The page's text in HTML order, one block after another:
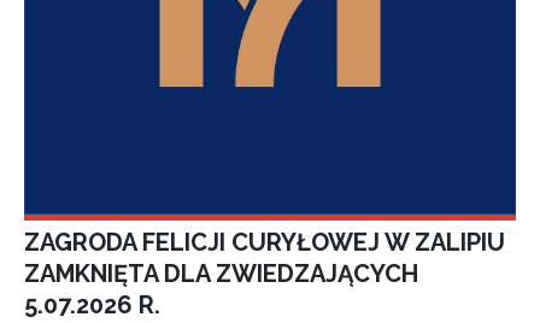
ZAGRODA FELICJI CURYŁOWEJ W ZALIPIU
ZAMKNIĘTA DLA ZWIEDZAJĄCYCH
5.07.2026 R.